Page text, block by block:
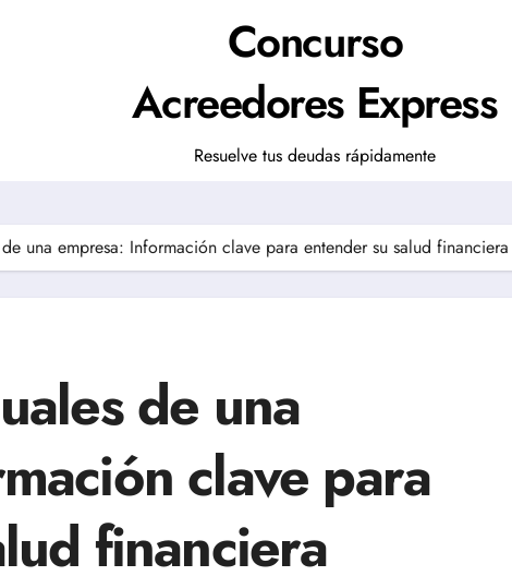
Concurso
Acreedores Express
Resuelve tus deudas rápidamente
de una empresa: Información clave para entender su salud financiera
de una
clave para
financiera